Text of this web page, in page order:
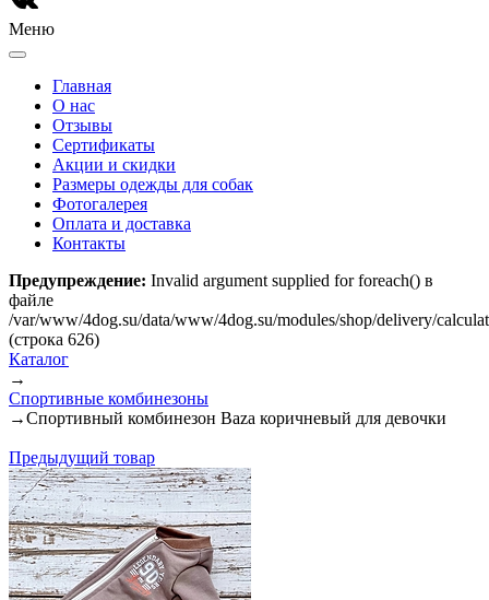
Меню
Главная
О нас
Отзывы
Сертификаты
Акции и скидки
Размеры одежды для собак
Фотогалерея
Оплата и доставка
Контакты
Предупреждение: Invalid argument supplied for foreach() в
файле
/var/www/4dog.su/data/www/4dog.su/modules/shop/delivery/
(строка 626)
Каталог
→
Спортивные комбинезоны
→Спортивный комбинезон Baza коричневый для девочки
Предыдущий товар